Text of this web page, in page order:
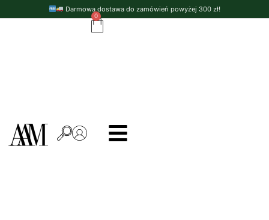
Darmowa dostawa do zamówień powyżej 300 zł!
0